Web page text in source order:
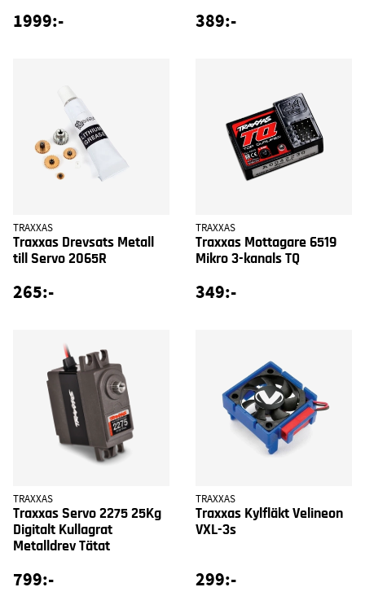
1999:- 389:-
TRAXXAS
Traxxas Drevsats Metall
till Servo 2065R
265:-
TRAXXAS
Traxxas Mottagare 6519
Mikro 3-kanals TQ
349:-
TRAXXAS
Traxxas Servo 2275 25Kg
Digitalt Kullagrat
Metalldrev Tätat
799:-
TRAXXAS
Traxxas Kylfläkt Velineon
VXL-3s
299:-